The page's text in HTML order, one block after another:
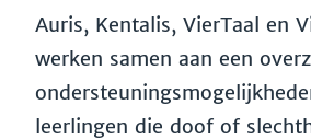
Auris, Kentalis, VierTaal en
werken samen aan een
leerlingen die doof of